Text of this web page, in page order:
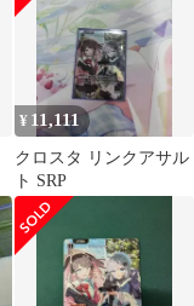
¥ 11,111
クロスタ リンクアサル
ト SRP